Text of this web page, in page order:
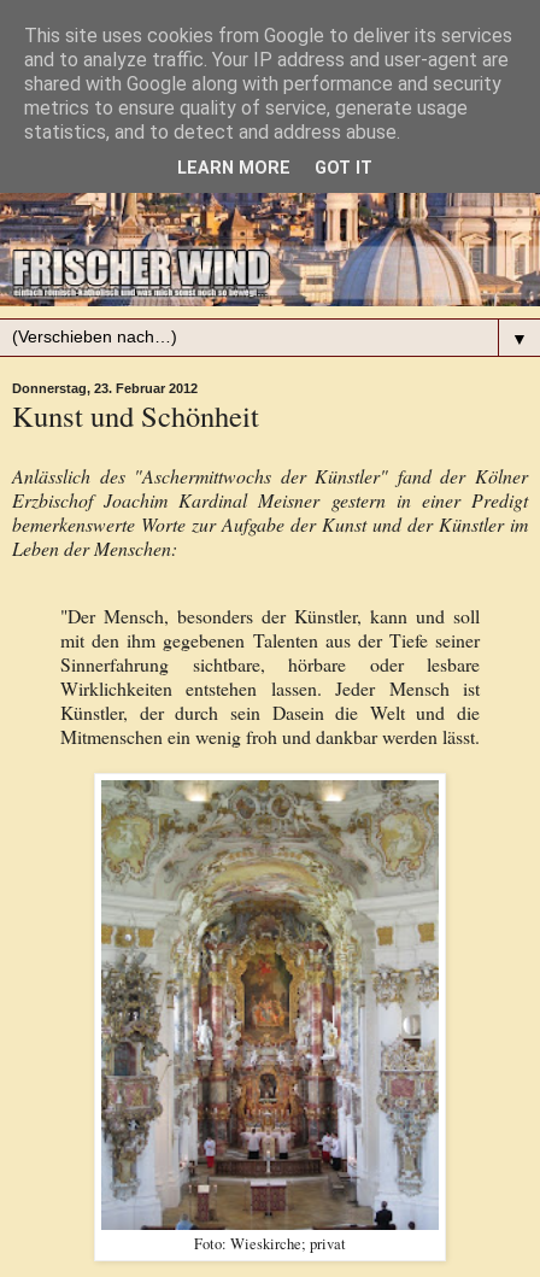
▼
Donnerstag, 23. Februar 2012
Kunst und Schönheit
Anlässlich des "Aschermittwochs der Künstler" fand der Kölner
Erzbischof Joachim Kardinal Meisner gestern in einer Predigt
bemerkenswerte Worte zur Aufgabe der Kunst und der Künstler im
Leben der Menschen:
"Der Mensch, besonders der Künstler, kann und soll
mit den ihm gegebenen Talenten aus der Tiefe seiner
Sinnerfahrung sichtbare, hörbare oder lesbare
Wirklichkeiten entstehen lassen. Jeder Mensch ist
Künstler, der durch sein Dasein die Welt und die
Mitmenschen ein wenig froh und dankbar werden lässt.
Foto: Wieskirche; privat
This site uses cookies from Google to deliver its services
and to analyze traffic. Your IP address and user-agent are
shared with Google along with performance and security
metrics to ensure quality of service, generate usage
statistics, and to detect and address abuse.
LEARN MORE GOT IT